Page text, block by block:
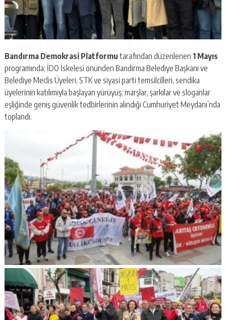
Bandırma Demokrasi Platformu tarafından düzenlenen 1 Mayıs
programında; İDO İskelesi önünden Bandırma Belediye Başkanı ve
Belediye Meclis Üyeleri, STK ve siyasi parti temsilcilleri, sendika
üyelerinin katılımıyla başlayan yürüyüş; marşlar, şarkılar ve sloganlar
eşliğinde geniş güvenlik tedbirlerinin alındığı Cumhuriyet Meydanı’nda
toplandı.